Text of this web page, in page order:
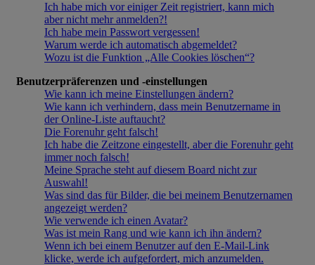
Ich habe mich vor einiger Zeit registriert, kann mich
aber nicht mehr anmelden?!
Ich habe mein Passwort vergessen!
Warum werde ich automatisch abgemeldet?
Wozu ist die Funktion „Alle Cookies löschen“?
Benutzerpräferenzen und -einstellungen
Wie kann ich meine Einstellungen ändern?
Wie kann ich verhindern, dass mein Benutzername in
der Online-Liste auftaucht?
Die Forenuhr geht falsch!
Ich habe die Zeitzone eingestellt, aber die Forenuhr geht
immer noch falsch!
Meine Sprache steht auf diesem Board nicht zur
Auswahl!
Was sind das für Bilder, die bei meinem Benutzernamen
angezeigt werden?
Wie verwende ich einen Avatar?
Was ist mein Rang und wie kann ich ihn ändern?
Wenn ich bei einem Benutzer auf den E-Mail-Link
klicke, werde ich aufgefordert, mich anzumelden.